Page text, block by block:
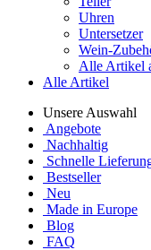
Uhren
Untersetzer
Wein-
Alle Artikel
Alle Artikel
Unsere Auswahl
Angebote
Nachhaltig
Schnelle
Bestseller
Neu
Made in Europe
Blog
FAQ